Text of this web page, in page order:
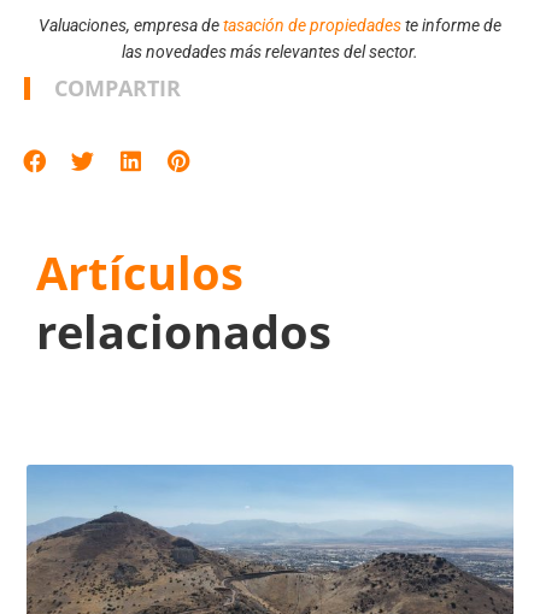
Valuaciones, empresa detasación de propiedadeste informe de
las novedades más relevantes del sector.
COMPARTIR
Artículos
relacionados